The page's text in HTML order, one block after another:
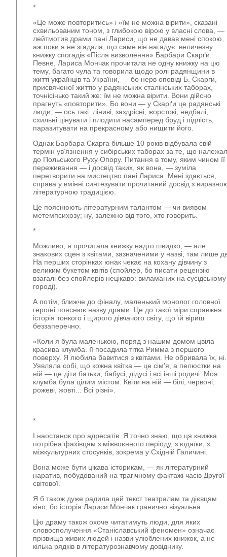
*
«Це може повторитись» і «їм не можна вірити», сказані
схвильованим тоном, з глибокою вірою у власні слова, —
лейтмотив драми пані Лариси, що не давав мені спокою,
аж поки я не згадала, що саме він нагадує: величезну
книжку спогадів «Після визволення» Барбари Скарґи.
Певне, Лариса Мончак прочитала не одну книжку на цю
тему, багато чула та говорила щодо ролі радянщини в
житті українців та України, — бо нерв оповіді Б. Скарги,
присвяченої життю у радянських сталінських таборах,
точнісінько такий же: їм не можна вірити. Вони дійсно
прагнуть «повторити». Бо вони — у Скарґи це радянські
люди, — ось такі: ліниві, заздрісні, жорстокі, недбалі;
схильні цінувати і плодити насамперед бруд і підлість,
паразитувати на прекрасному або нищити його.
Однак Барбара Скарга більше 10 років відбувала свій
термін ув’язнення у сибірських таборах за те, що
до Польського Руху Опору. Питання в тому, яким чином її
переживання — і досвід таких, як вона, — зуміла
перетворити на мистецтво пані Лариса. Мені здається,
справа у вмінні синтезувати прочитаний досвід з
літературною традицією.
Це пояснюють літературним талантом — чи виявом
метемпсихозу; ну, залежно від того, хто говорить.
*
Можливо, я прочитала книжку надто швидко, — але
знакових сцен з квітами, зазначеними у назві, там лише
На перших сторінках юнак чекає на кохану дівчину з
великим букетом квітів (спойлер, бо писати рецензію
взагалі без спойлерів нецікаво: виламаних на сусідському
городі).
А потім, ближче до фіналу, маленький монолог головної
героїні пояснює назву драми. Це до такої міри справжня
історія тонкого і щирого дівчачого світу, що їй віриш
беззаперечно.
«Коли я була маленькою, поряд з нашим домом цвіла
красива клумба. Її посадила тітка Римма з першого
поверху. Я любила бавитися з квітами. Не обривала їх, ні.
Уявляла собі, що кожна квітка — це сім’я, а пелюстки на
ній — це діти батьки, бабусі, дідусі і всі інші родичі. Моя
клумба була цілим містом. Квіти на ній — білі, червоні,
рожеві, жовті... Всі різні».
*
І наостанок про адресатів. Я точно знаю, що ця книжка
потрібна фахівцям з міжвоєнного періоду, з юдаїки, з
міжкультурних стосунків, зокрема у Східній Галичині.
Вона може бути цікава історикам, — як літературний
наратив, побудований на трагічному фактажі часів Другої
світової.
Я б також дуже радила цей текст театралам та дієвцям
кіно, бо історія Лариси Мончак гранично візуальна.
Цю драму також охоче читатимуть люди, для яких
словосполучення «Станіславський феномен» означає
прізвища живих людей і назви улюблених книжок, а не
кілька рядків в літературознавчому довіднику.